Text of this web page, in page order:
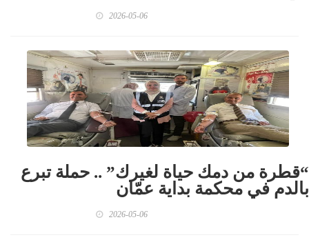
2026-05-06
“قطرة من دمك حياة لغيرك” .. حملة تبرع
بالدم في محكمة بداية عمّان
2026-05-06